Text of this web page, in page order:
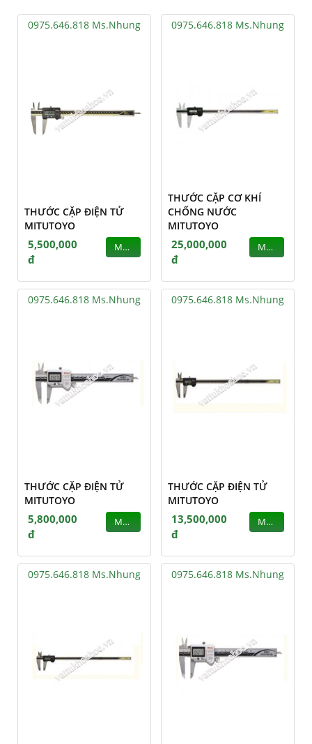
0975.646.818 Ms.Nhung
THƯỚC CẶP ĐIỆN TỬ
MITUTOYO
5,500,000
đ
MUA
0975.646.818 Ms.Nhung
THƯỚC CẶP CƠ KHÍ
CHỐNG NƯỚC
MITUTOYO
25,000,000
đ
MUA
0975.646.818 Ms.Nhung
THƯỚC CẶP ĐIỆN TỬ
MITUTOYO
5,800,000
đ
MUA
0975.646.818 Ms.Nhung
THƯỚC CẶP ĐIỆN TỬ
MITUTOYO
13,500,000
đ
MUA
0975.646.818 Ms.Nhung 0975.646.818 Ms.Nhung